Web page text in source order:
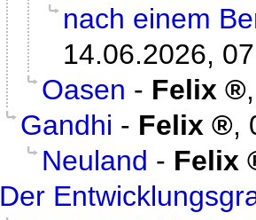
nach einem
14.06.2026,
Oasen - Felix
Gandhi - Felix ,
Neuland - Felix
Der